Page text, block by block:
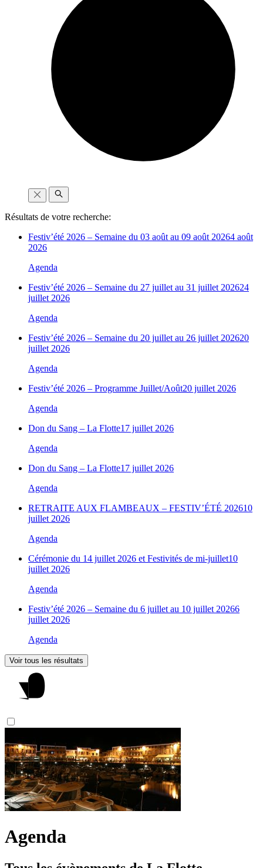
Résultats de votre recherche:
Festiv’été 2026 – Semaine du 03 août au 09 août 20264 août
2026
Agenda
Festiv’été 2026 – Semaine du 27 juillet au 31 juillet 202624
juillet 2026
Agenda
Festiv’été 2026 – Semaine du 20 juillet au 26 juillet 202620
juillet 2026
Agenda
Festiv’été 2026 – Programme Juillet/Août20 juillet 2026
Agenda
Don du Sang – La Flotte17 juillet 2026
Agenda
Don du Sang – La Flotte17 juillet 2026
Agenda
RETRAITE AUX FLAMBEAUX – FESTIV’ÉTÉ 202610
juillet 2026
Agenda
Cérémonie du 14 juillet 2026 et Festivités de mi-juillet10
juillet 2026
Agenda
Festiv’été 2026 – Semaine du 6 juillet au 10 juillet 20266
juillet 2026
Agenda
Voir tous les résultats
Agenda